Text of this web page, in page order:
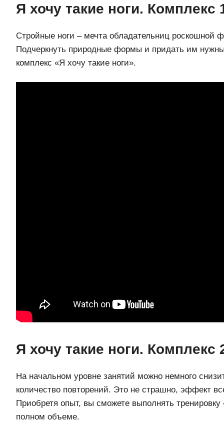
Я хочу такие ноги. Комплекс
Стройные ноги – мечта обладательниц роскошной
Подчеркнуть природные формы и придать им
комплекс «Я хочу такие ноги».
Я хочу такие ноги. Комплекс
На начальном уровне занятий можно немного
количество повторений. Это не страшно, эффект
Приобретя опыт, вы сможете выполнять тренировку
полном объеме.